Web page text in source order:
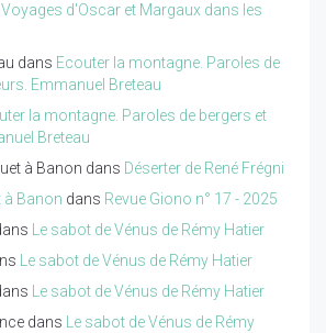
Voyages d'Oscar et Margaux dans les
dans Ecouter la montagne. Paroles de
Emmanuel Breteau
la montagne. Paroles de bergers et
Breteau
à Banon dans Déserter de René Frégni
à Banon dans Revue Giono n° 17 - 2025
Le sabot de Vénus de Rémy Hatier
Le sabot de Vénus de Rémy Hatier
Le sabot de Vénus de Rémy Hatier
dans
Le sabot de Vénus de Rémy